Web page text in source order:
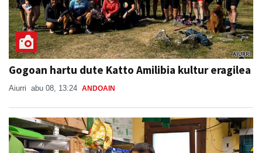
Gogoan hartu dute Katto Amilibia kultur eragilea
Aiurri abu 08, 13:24 ANDOAIN